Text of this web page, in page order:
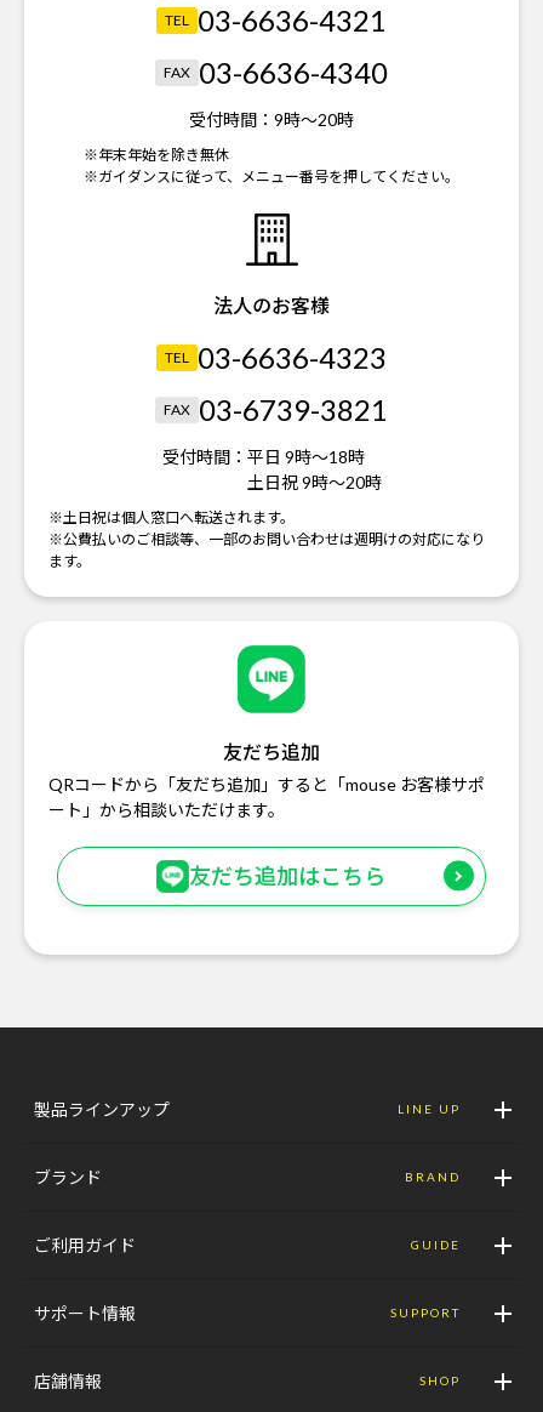
TEL 03-6636-4321
FAX 03-6636-4340
受付時間： 9時～20時
※年末年始を除き無休
※ガイダンスに従って、メニュー番号を押してください。
法人のお客様
TEL 03-6636-4323
FAX 03-6739-3821
受付時間： 平日 9時～18時
土日祝 9時～20時
※土日祝は個人窓口へ転送されます。
※公費払いのご相談等、一部のお問い合わせは週明けの対応になり
ます。
友だち追加
QRコードから「友だち追加」すると「mouse お客様サポ
ート」から相談いただけます。
友だち追加はこちら
製品ラインアップ LINE UP
ブランド BRAND
ご利用ガイド GUIDE
サポート情報 SUPPORT
店舗情報 SHOP